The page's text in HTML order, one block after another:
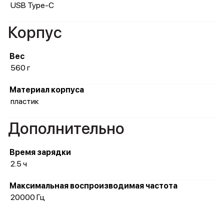
USB Type-C
Корпус
Вес
560 г
Материал корпуса
пластик
Дополнительно
Время зарядки
2.5 ч
Максимальная воспроизводимая частота
20000 Гц